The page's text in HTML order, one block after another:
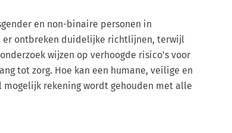
en non-binaire personen in
er ontbreken duidelijke richtlijnen, terwijl
wijzen op verhoogde risico’s voor
tot zorg. Hoe kan een humane, veilige en
rekening wordt gehouden met alle